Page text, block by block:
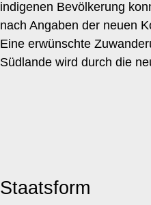
indigenen Bevölkerung
nach Angaben der neuen
Eine erwünschte
Südlande wird durch die
Staatsform